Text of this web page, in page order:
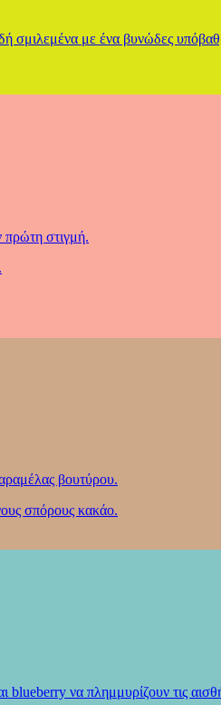
με ένα βυνώδες
στιγμή.
βουτύρου.
σπόρους κακάο.
να πλημμυρίζουν τις